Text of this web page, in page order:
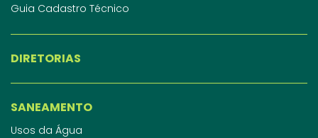
Guia Cadastro Técnico
DIRETORIAS
SANEAMENTO
Usos da Água